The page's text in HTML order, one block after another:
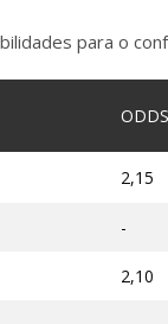
para o
2,15
-
2,10